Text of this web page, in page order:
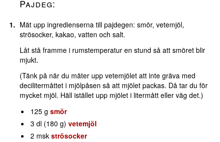
Pajdeg:
Mät upp ingredienserna till pajdegen: smör, vetemjöl,
strösocker, kakao, vatten och salt.
Låt stå framme i rumstemperatur en stund så att smöret blir
mjukt.
(Tänk på när du mäter upp vetemjölet att inte gräva med
decilitermåttet i mjölpåsen så att mjölet packas. Då tar du för
mycket mjöl. Häll istället upp mjölet i litermått eller väg det.)
125 gsmör
3 dl (180 g)vetemjöl
2 mskströsocker